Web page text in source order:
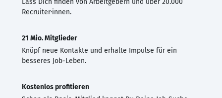
Recruiter·innen.
21 Mio. Mitglieder
Knüpf neue Kontakte und erhalte Impulse für ein
besseres Job-Leben.
Kostenlos profitieren